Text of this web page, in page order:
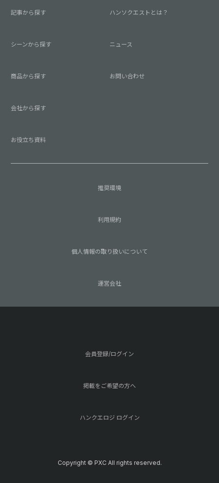
記事から探す
シーンから探す
商品から探す
会社から探す
お役立ち資料
ハンソクエストとは？
ニュース
お問い合わせ
推奨環境
利用規約
個人情報の取り扱いについて
運営会社
会員登録/ログイン
掲載をご希望の方へ
ハンクエロジ ログイン
Copyright © PXC All rights reserved.